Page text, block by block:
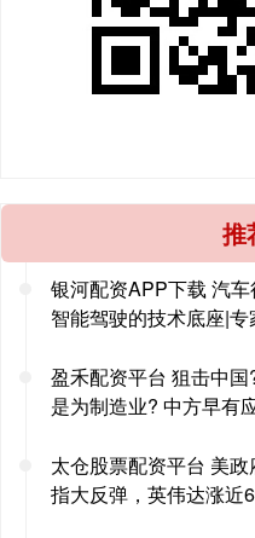
推
银河配资APP下载 汽
智能驾驶的技术底座|
盈禾配资平台 狙击中
是为制造业? 中方早有
太仓股票配资平台 美
指大反弹，英伟达涨近